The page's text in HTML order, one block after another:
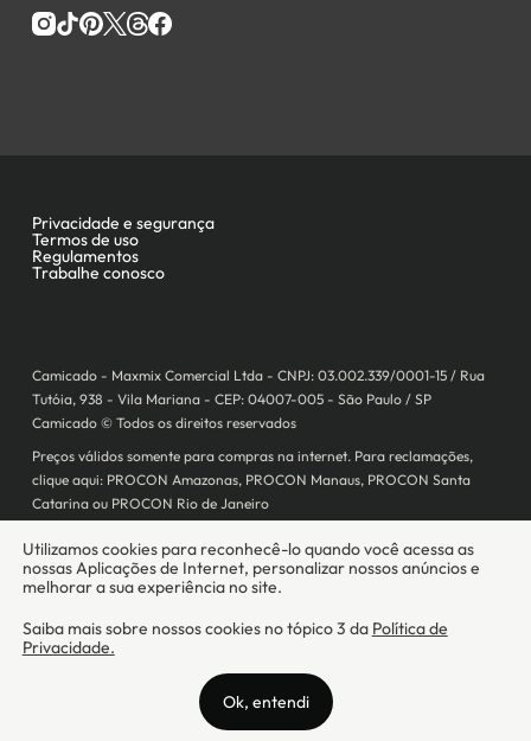
Camicado - Maxmix Comercial Ltda - CNPJ: 03.002.339/0001-15 / Rua
Tutóia, 938 - Vila Mariana - CEP: 04007-005 - São Paulo / SP
Camicado © Todos os direitos reservados
Preços válidos somente para compras na internet. Para reclamações,
clique aqui: PROCON Amazonas, PROCON Manaus, PROCON Santa
Catarina ou PROCON Rio de Janeiro
prestando os serviços de abertura de conta pós-paga (cartões de
crédito), conforme a regulação vigente.